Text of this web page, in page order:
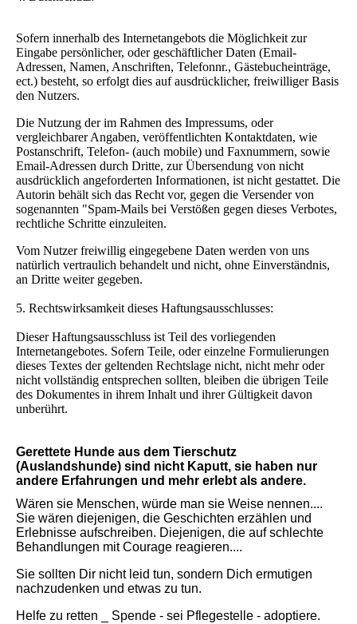
Sofern innerhalb des Internetangebots die Möglichkeit zur
Eingabe persönlicher, oder geschäftlicher Daten (Email-
Adressen, Namen, Anschriften, Telefonnr., Gästebucheinträge,
ect.) besteht, so erfolgt dies auf ausdrücklicher, freiwilliger Basis
den Nutzers.
Die Nutzung der im Rahmen des Impressums, oder
vergleichbarer Angaben, veröffentlichten Kontaktdaten, wie
Postanschrift, Telefon- (auch mobile) und Faxnummern, sowie
Email-Adressen durch Dritte, zur Übersendung von nicht
ausdrücklich angeforderten Informationen, ist nicht gestattet. Die
Autorin behält sich das Recht vor, gegen die Versender von
sogenannten "Spam-Mails bei Verstößen gegen dieses Verbotes,
rechtliche Schritte einzuleiten.
Vom Nutzer freiwillig eingegebene Daten werden von uns
natürlich vertraulich behandelt und nicht, ohne Einverständnis,
an Dritte weiter gegeben.
5. Rechtswirksamkeit dieses Haftungsausschlusses:
Dieser Haftungsausschluss ist Teil des vorliegenden
Internetangebotes. Sofern Teile, oder einzelne Formulierungen
dieses Textes der geltenden Rechtslage nicht, nicht mehr oder
nicht vollständig entsprechen sollten, bleiben die übrigen Teile
des Dokumentes in ihrem Inhalt und ihrer Gültigkeit davon
unberührt.
Gerettete Hunde aus dem Tierschutz
(Auslandshunde) sind nicht Kaputt, sie haben nur
andere Erfahrungen und mehr erlebt als andere.
Wären sie Menschen, würde man sie Weise nennen....
Sie wären diejenigen, die Geschichten erzählen und
Erlebnisse aufschreiben. Diejenigen, die auf schlechte
Behandlungen mit Courage reagieren....
Sie sollten Dir nicht leid tun, sondern Dich ermutigen
nachzudenken und etwas zu tun.
Helfe zu retten _ Spende - sei Pflegestelle - adoptiere.